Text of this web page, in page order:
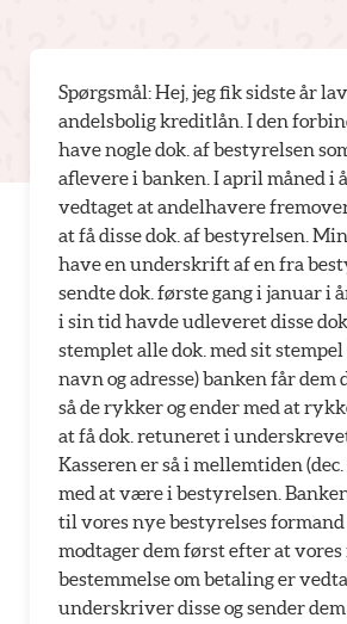
Spørgsmål: Hej, jeg fik sidste år
andelsbolig kreditlån. I den
have nogle dok. af bestyrelsen
aflevere i banken. I april måned i
vedtaget at andelhavere
at få disse dok. af bestyrelsen.
have en underskrift af en fra
sendte dok. første gang i januar i
i sin tid havde udleveret disse
stemplet alle dok. med sit stempel
navn og adresse) banken får dem
så de rykker og ender med at
at få dok. retuneret i
Kasseren er så i mellemtiden
med at være i bestyrelsen.
til vores nye bestyrelses formand
modtager dem først efter at vores
bestemmelse om betaling er
underskriver disse og sender